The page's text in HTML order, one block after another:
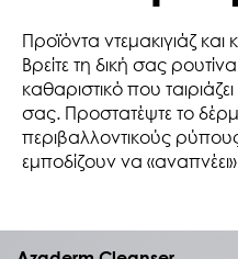
Προϊόντα ντεμακιγιάζ
Βρείτε τη δική σας
καθαριστικό που
σας. Προστατέψτε το
περιβαλλοντικούς
εμποδίζουν να